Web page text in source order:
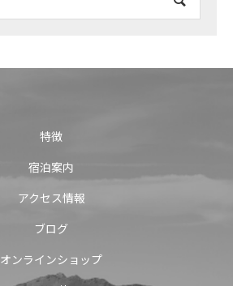
特徴
宿泊案内
アクセス情報
ブログ
オンラインショップ